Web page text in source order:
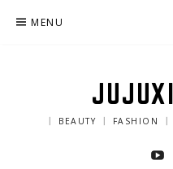
MENU
｜ BEAUTY ｜ FASHION